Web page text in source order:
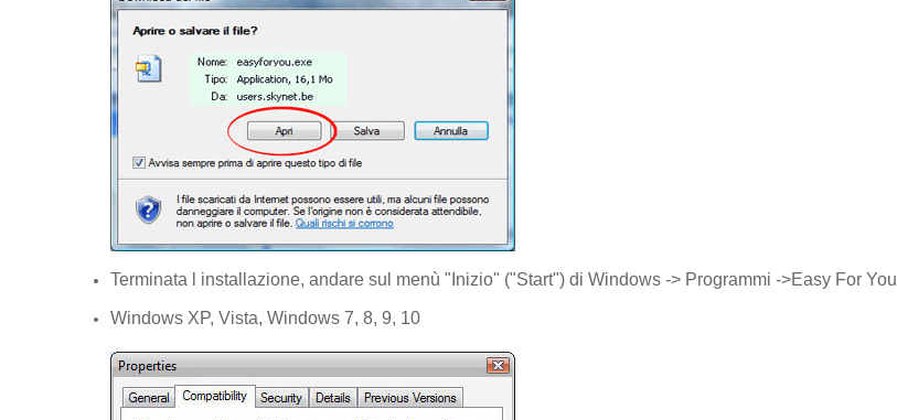
Terminata l installazione, andare sul menù "Inizio" ("Start") di Windows -> Programmi ->Easy For You
Windows XP, Vista, Windows 7, 8, 9, 10